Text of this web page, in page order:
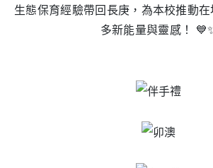
生態保育經驗帶回長庚，為本校推動
多新能量與靈感！